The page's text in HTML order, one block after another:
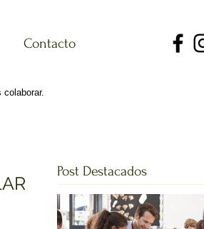
Contacto
Post Destacados